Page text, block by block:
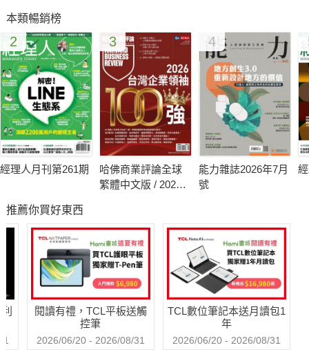
本類暢銷榜
2
經理人月刊第261期
3
哈佛商業評論全球
繁體中文版 / 2026
4
能力雜誌2026年7月
號
推薦你買好東西
閱讀有禮，TCL平板送觸
控筆
2026/06/20 - 2026/08/31
TCL數位筆記本送月讀包1
年
2026/06/20 - 2026/08/31